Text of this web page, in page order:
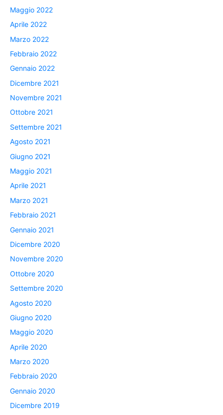
Maggio 2022
Aprile 2022
Marzo 2022
Febbraio 2022
Gennaio 2022
Dicembre 2021
Novembre 2021
Ottobre 2021
Settembre 2021
Agosto 2021
Giugno 2021
Maggio 2021
Aprile 2021
Marzo 2021
Febbraio 2021
Gennaio 2021
Dicembre 2020
Novembre 2020
Ottobre 2020
Settembre 2020
Agosto 2020
Giugno 2020
Maggio 2020
Aprile 2020
Marzo 2020
Febbraio 2020
Gennaio 2020
Dicembre 2019